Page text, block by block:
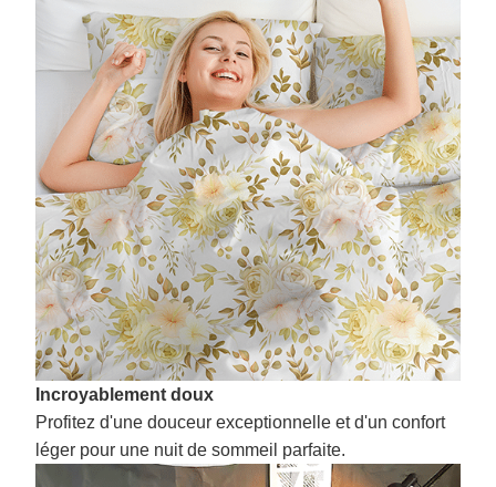
Incroyablement doux
Profitez d'une douceur exceptionnelle et d'un confort
léger pour une nuit de sommeil parfaite.